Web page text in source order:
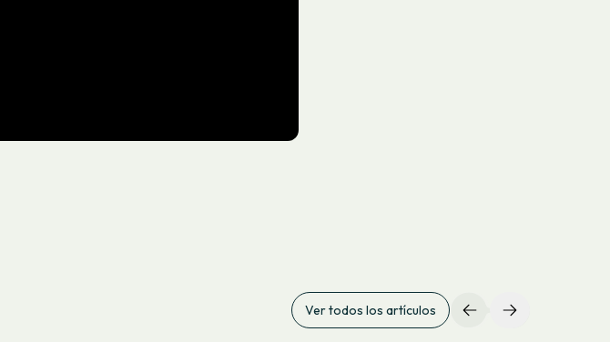
Ver todos los artículos